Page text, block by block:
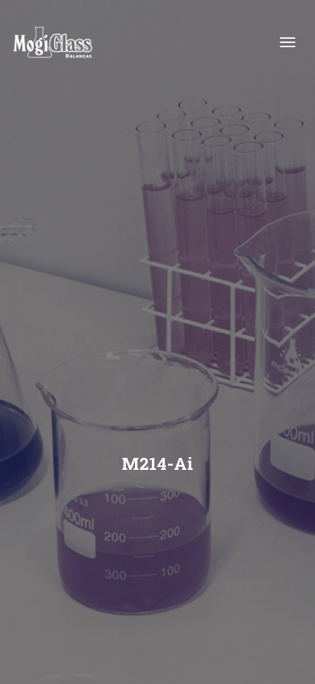
M214-Ai